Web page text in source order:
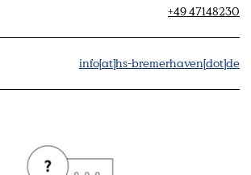
+49 47148230
info[at]hs-bremerhaven[dot]de